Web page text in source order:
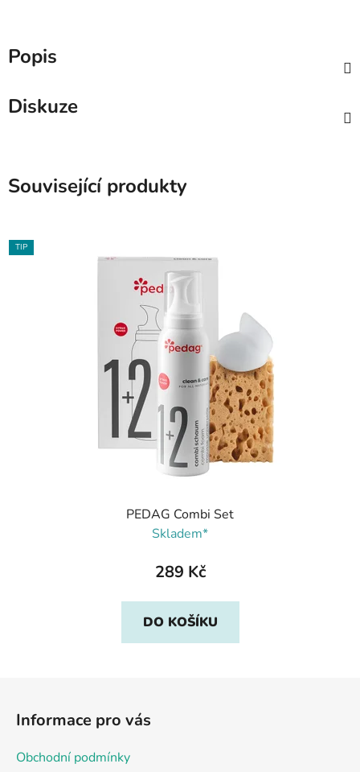
Popis
Diskuze
Související produkty
TIP
PEDAG Combi Set
Skladem*
289 Kč
DO KOŠÍKU
Informace pro vás
Obchodní podmínky